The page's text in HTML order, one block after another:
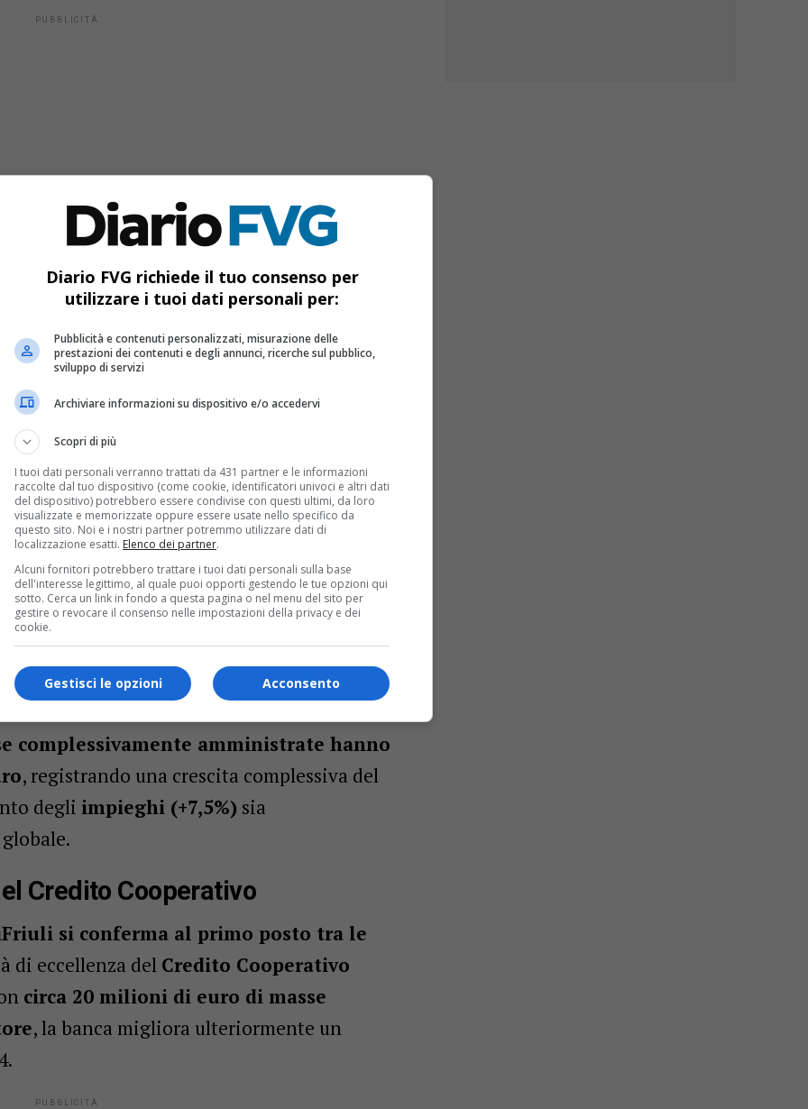
, approvato dal Consiglio di
percorso dicrescita solida, prudente e
con unutile netto superiore ai 28
mila euro per collaboratore, un dato
dell’istituto.
da 37 milioni: via al Trieste-Grado-Lignano diretto e
dal Fvg: a SamuExpo imprese più forti e orientate ai
complessivamente amministrate hanno
, registrando una crescita complessiva del
degli impieghi (+7,5%) sia
Credito Cooperativo
si conferma al primo posto tra le
di eccellenza del Credito Cooperativo
circa 20 milioni di euro di masse
, la banca migliora ulteriormente un
Diario FVG richiede il tuo consenso per
utilizzare i tuoi dati personali per:
Pubblicità e contenuti personalizzati, misurazione delle
prestazioni dei contenuti e degli annunci, ricerche sul pubblico,
sviluppo di servizi
Archiviare informazioni su dispositivo e/o accedervi
Scopri di più
I tuoi dati personali verranno trattati da 431 partner e le informazioni
raccolte dal tuo dispositivo (come cookie, identificatori univoci e altri dati
del dispositivo) potrebbero essere condivise con questi ultimi, da loro
visualizzate e memorizzate oppure essere usate nello specifico da
questo sito. Noi e i nostri partner potremmo utilizzare dati di
localizzazione esatti. Elenco dei partner.
Alcuni fornitori potrebbero trattare i tuoi dati personali sulla base
dell'interesse legittimo, al quale puoi opporti gestendo le tue opzioni qui
sotto. Cerca un link in fondo a questa pagina o nel menu del sito per
gestire o revocare il consenso nelle impostazioni della privacy e dei
cookie.
Acconsento
Gestisci le opzioni